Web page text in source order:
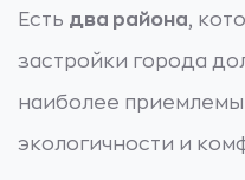
Есть два района,
застройки города
наиболее
экологичности и